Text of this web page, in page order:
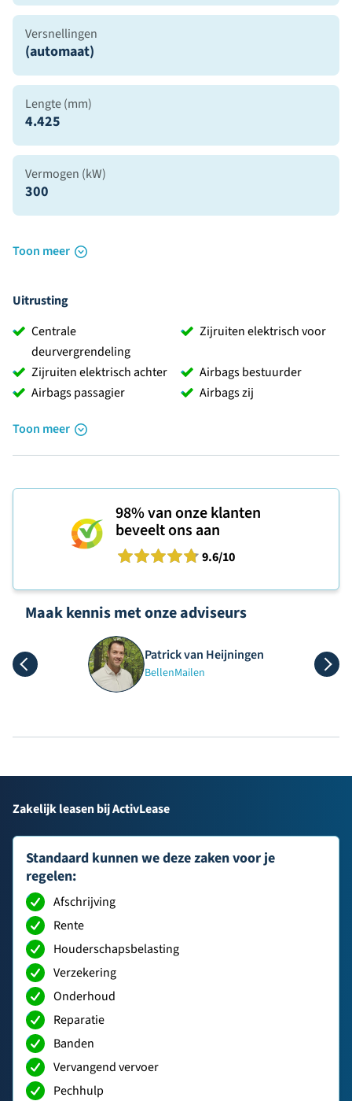
Versnellingen
(automaat)
Lengte (mm)
4.425
Vermogen (kW)
300
Toon meer
Uitrusting
Centrale
deurvergrendeling
Zijruiten elektrisch voor
Zijruiten elektrisch achter
Airbags bestuurder
Airbags passagier
Airbags zij
Toon meer
98%van onze klanten
beveelt ons aan
9.6/10
Maak kennis met onze adviseurs
Patrick van Heijningen
BellenMailen
Zakelijk leasen bij ActivLease
Standaard kunnen we deze zaken voor je
regelen:
Afschrijving
Rente
Houderschapsbelasting
Verzekering
Onderhoud
Reparatie
Banden
Vervangend vervoer
Pechhulp